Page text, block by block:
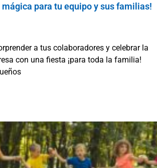
mágica para tu equipo y sus familias!
a tus colaboradores y celebrar la
con una fiesta ¡para toda la familia!